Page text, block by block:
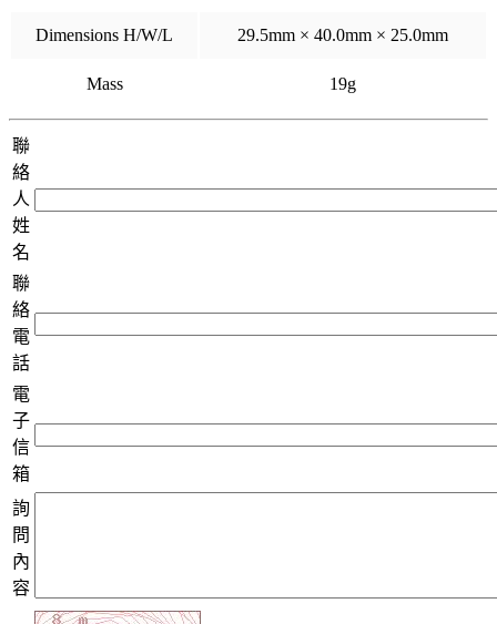
Dimensions H/W/L 29.5mm × 40.0mm × 25.0mm
Mass 19g
聯
絡
人
姓
名
聯
絡
電
話
電
子
信
箱
詢
問
內
容